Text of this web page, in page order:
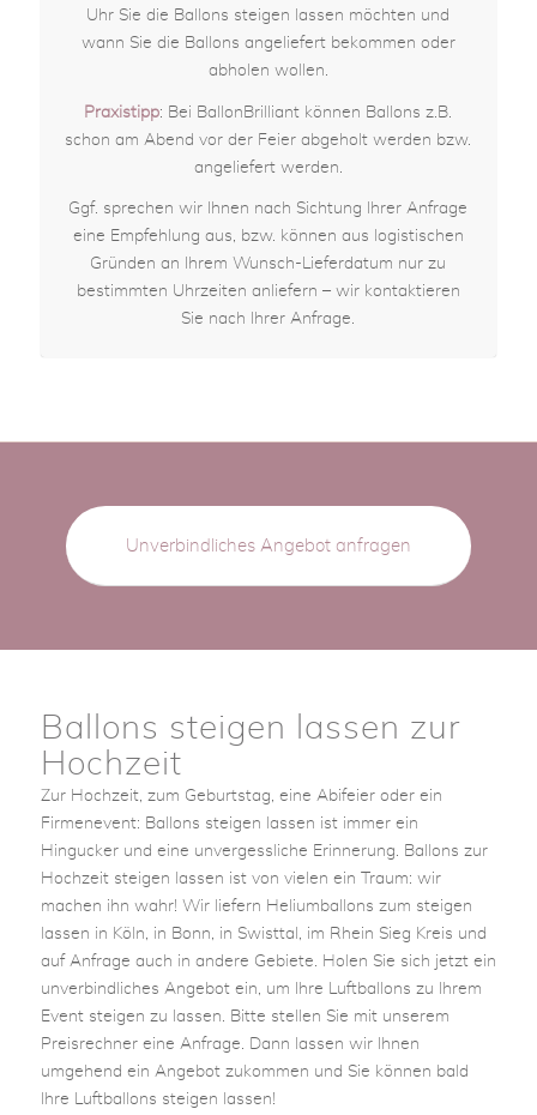
Uhr Sie die Ballons steigen lassen möchten und
wann Sie die Ballons angeliefert bekommen oder
abholen wollen.
Praxistipp: Bei BallonBrilliant können Ballons z.B.
schon am Abend vor der Feier abgeholt werden bzw.
angeliefert werden.
Ggf. sprechen wir Ihnen nach Sichtung Ihrer Anfrage
eine Empfehlung aus, bzw. können aus logistischen
Gründen an Ihrem Wunsch-Lieferdatum nur zu
bestimmten Uhrzeiten anliefern – wir kontaktieren
Sie nach Ihrer Anfrage.
Unverbindliches Angebot anfragen
Ballons steigen lassen zur
Hochzeit
Zur Hochzeit, zum Geburtstag, eine Abifeier oder ein
Firmenevent: Ballons steigen lassen ist immer ein
Hingucker und eine unvergessliche Erinnerung. Ballons zur
Hochzeit steigen lassen ist von vielen ein Traum: wir
machen ihn wahr! Wir liefern Heliumballons zum steigen
lassen in Köln, in Bonn, in Swisttal, im Rhein Sieg Kreis und
auf Anfrage auch in andere Gebiete. Holen Sie sich jetzt ein
unverbindliches Angebot ein, um Ihre Luftballons zu Ihrem
Event steigen zu lassen. Bitte stellen Sie mit unserem
Preisrechner eine Anfrage. Dann lassen wir Ihnen
umgehend ein Angebot zukommen und Sie können bald
Ihre Luftballons steigen lassen!